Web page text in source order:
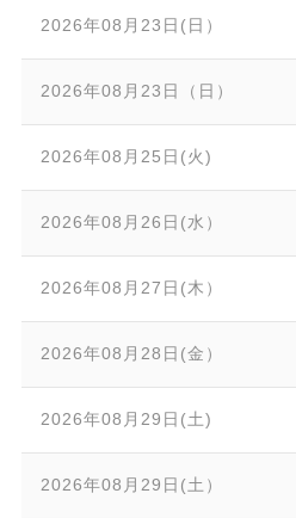
2026年08月23日(日）
2026年08月23日（日）
2026年08月25日(火)
2026年08月26日(水）
2026年08月27日(木）
2026年08月28日(金）
2026年08月29日(土)
2026年08月29日(土）